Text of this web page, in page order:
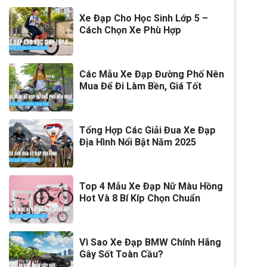
Xe Đạp Cho Học Sinh Lớp 5 –
Cách Chọn Xe Phù Hợp
Các Mẫu Xe Đạp Đường Phố Nên
Mua Để Đi Làm Bền, Giá Tốt
Tổng Hợp Các Giải Đua Xe Đạp
Địa Hình Nổi Bật Năm 2025
Top 4 Mẫu Xe Đạp Nữ Màu Hồng
Hot Và 8 Bí Kíp Chọn Chuẩn
Vì Sao Xe Đạp BMW Chính Hãng
Gây Sốt Toàn Cầu?